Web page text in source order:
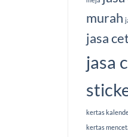
murah
jasa
jasa
kertas
kertas